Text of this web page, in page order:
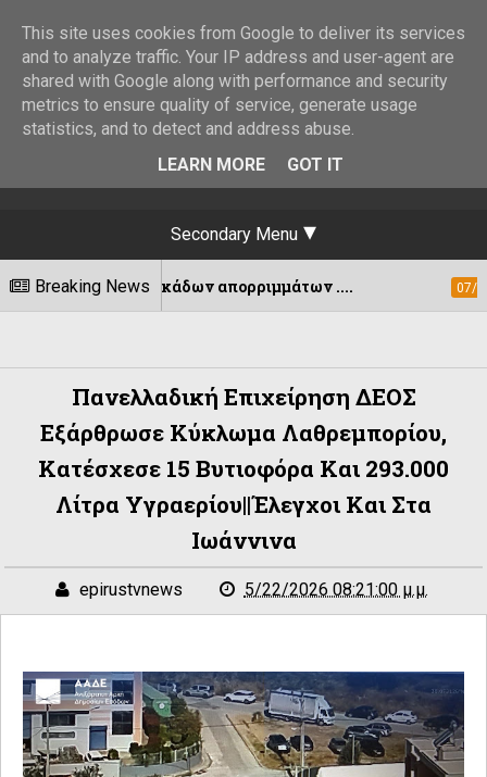
Secondary Menu
Breaking News
κάδων απορριμμάτων .... 07/08/2026
Πανελλαδική Επιχείρηση ΔΕΟΣ
Εξάρθρωσε Κύκλωμα Λαθρεμπορίου,
Κατέσχεσε 15 Βυτιοφόρα Και 293.000
Λίτρα Υγραερίου||Έλεγχοι Και Στα
Ιωάννινα
epirustvnews 5/22/2026 08:21:00 μ.μ.
This site uses cookies from Google to deliver its services
and to analyze traffic. Your IP address and user-agent are
shared with Google along with performance and security
metrics to ensure quality of service, generate usage
statistics, and to detect and address abuse.
LEARN MORE
GOT IT